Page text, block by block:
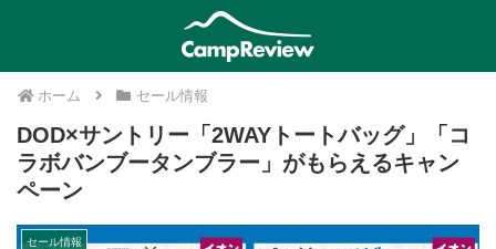
ホーム セール情報
DOD×サントリー「2WAYトートバッグ」「コ
ラボバンブータンブラー」がもらえるキャン
ペーン
セール情報